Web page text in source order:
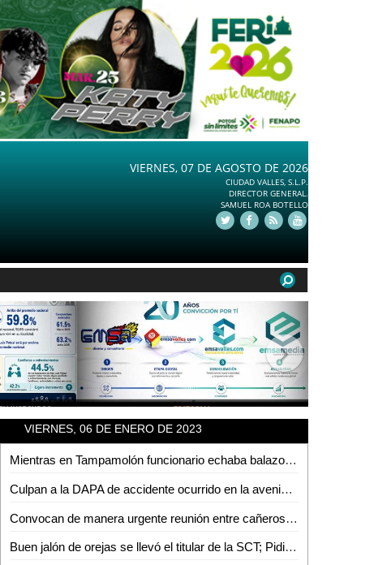
VIERNES, 07 DE AGOSTO DE 2026
CIUDAD VALLES, S.L.P.
DIRECTOR GENERAL.
SAMUEL ROA BOTELLO
VIERNES, 06 DE ENERO DE 2023
Mientras en Tampamolón funcionario echaba balazos el 1 de enero; en Zaragoza se registró balacera
Culpan a la DAPA de accidente ocurrido en la avenida Vicente C. Salazar
Convocan de manera urgente reunión entre cañeros de La Hincada y Gobierno del Estado
Buen jalón de orejas se llevó el titular de la SCT; Pidió una disculpa pública a la entonces magistrada del STJE